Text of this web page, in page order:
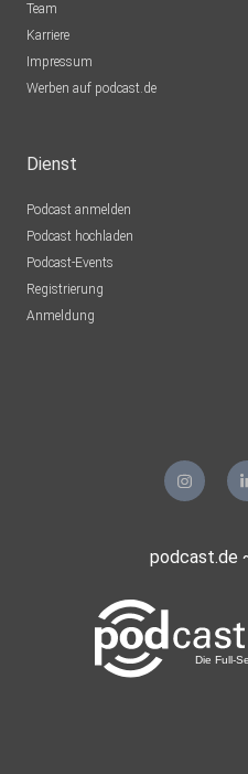
Team
Karriere
Impressum
Werben auf podcast.de
Dienst
Podcast anmelden
Podcast hochladen
Podcast-Events
Registrierung
Anmeldung
podcast.de